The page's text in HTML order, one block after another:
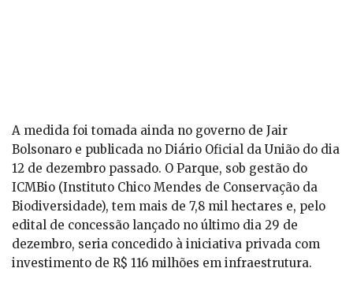
A medida foi tomada ainda no governo de Jair
Bolsonaro e publicada no Diário Oficial da União do dia
12 de dezembro passado. O Parque, sob gestão do
ICMBio (Instituto Chico Mendes de Conservação da
Biodiversidade), tem mais de 7,8 mil hectares e, pelo
edital de concessão lançado no último dia 29 de
dezembro, seria concedido à iniciativa privada com
investimento de R$ 116 milhões em infraestrutura.